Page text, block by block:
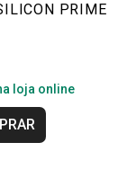
PRIME
loja online